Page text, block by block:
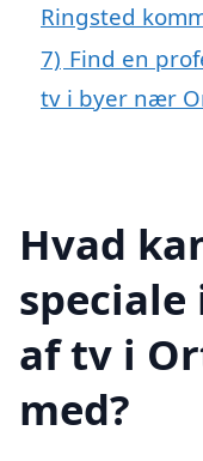
Ringsted
7) Find en
tv i byer nær
Hvad
af tv i
med?